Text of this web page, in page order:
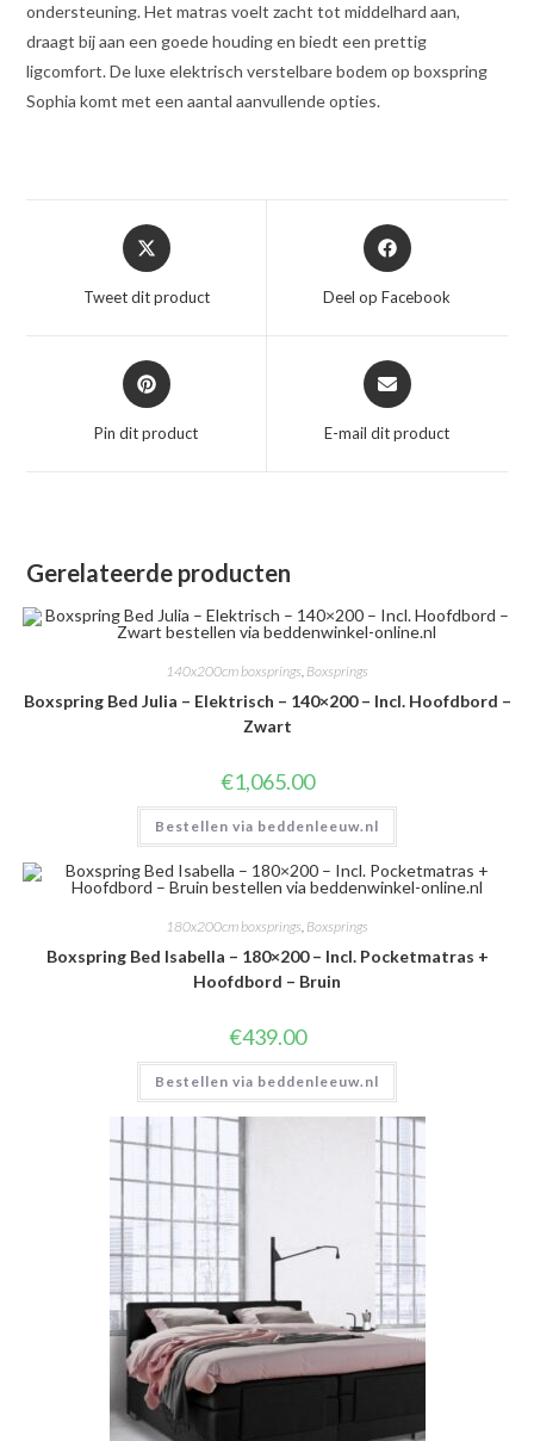
ondersteuning. Het matras voelt zacht tot middelhard aan,
draagt bij aan een goede houding en biedt een prettig
ligcomfort. De luxe elektrisch verstelbare bodem op boxspring
Sophia komt met een aantal aanvullende opties.
Opent
in
een
nieuw
Tweet dit product
Opent
in
een
nieuw
Deel op Facebook
Opent
in
een
nieuw
Pin dit product
Opent
in
een
nieuw
E-mail dit product
Gerelateerde producten
140x200cm boxsprings, Boxsprings
Boxspring Bed Julia – Elektrisch – 140×200 – Incl. Hoofdbord –
Zwart
€1,065.00
Bestellen via beddenleeuw.nl
180x200cm boxsprings Boxsprings
Boxspring Bed Isabella – 180×200 – Incl. Pocketmatras +
Hoofdbord – Bruin
€439.00
Bestellen via beddenleeuw.nl